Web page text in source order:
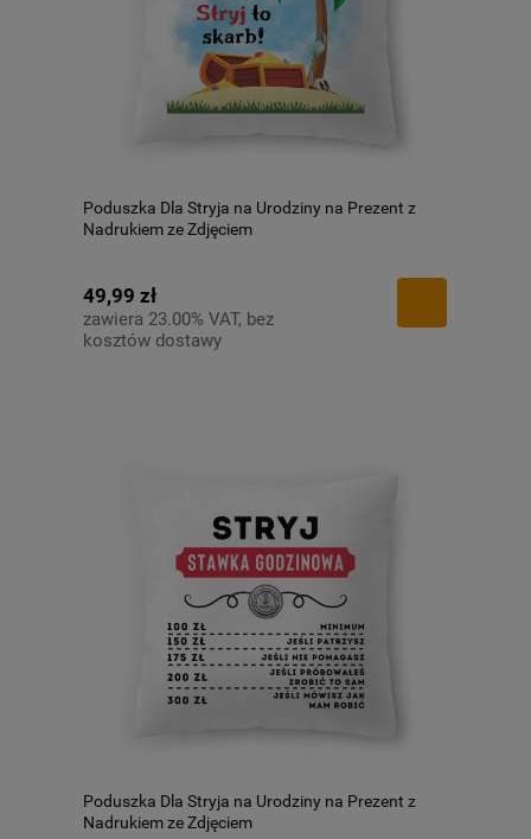
Poduszka Dla Stryja na Urodziny na Prezent z
Nadrukiem ze Zdjęciem
49,99 zł
zawiera 23.00% VAT, bez
kosztów dostawy
Poduszka Dla Stryja na Urodziny na Prezent z
Nadrukiem ze Zdjęciem